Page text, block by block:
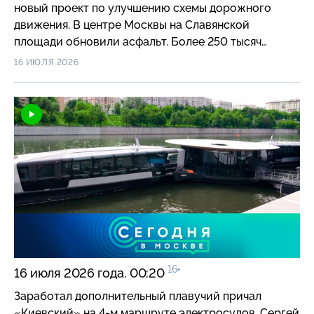
новый проект по улучшению схемы дорожного
движения. В центре Москвы на Славянской
площади обновили асфальт. Более 250 тысяч
жителей столицы прошли «Московский чекап»
что Москва — это ядро креативной экономики
страны. В Музее Гараже особого назначения
открылась выставка к 70-летию машин «Волга»
ГАЗ-21. Знаменитому кафе «Лето» на ВДНХ вернули
исторический облик.
16 ИЮЛЯ 2026
16 июля 2026 года. 00:20 16+
Заработал дополнительный плавучий причал